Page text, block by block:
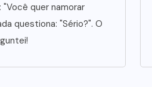
quer namorar
questiona: "Sério?". O